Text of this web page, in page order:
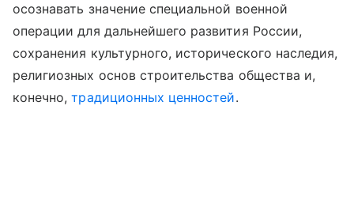
осознавать значение специальной военной
операции для дальнейшего развития России,
сохранения культурного, исторического наследия,
религиозных основ строительства общества и,
конечно,традиционных ценностей.